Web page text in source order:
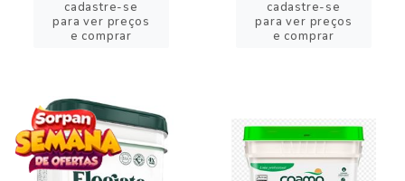
cadastre-se
para ver preços
e comprar
cadastre-se
para ver preços
e comprar